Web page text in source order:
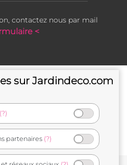
contactez nous par mail
<
français
sur Jardindeco.com
(?)
partenaires (?)